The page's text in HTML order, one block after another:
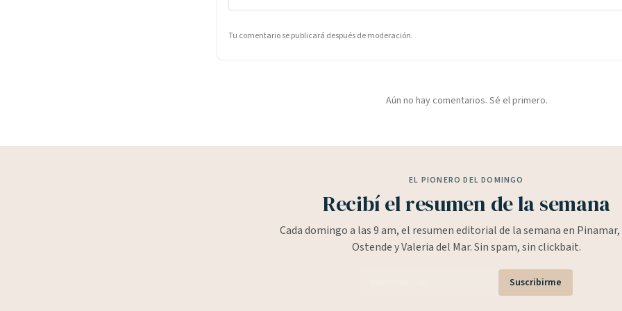
Tu comentario se publicará después de moderación.
Aún no hay comentarios. Sé el primero.
EL PIONERO DEL DOMINGO
Recibí el resumen de la semana
Cada domingo a las 9 am, el resumen editorial de la semana en
Ostende y Valeria del Mar. Sin spam, sin clickbait.
Suscribirme